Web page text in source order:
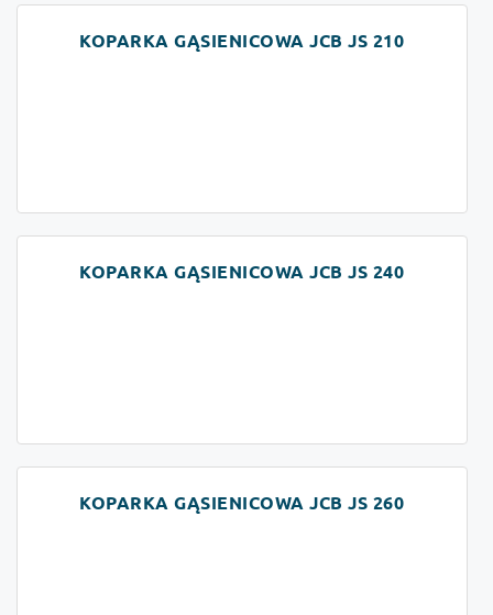
KOPARKA GĄSIENICOWA JCB JS 210
KOPARKA GĄSIENICOWA JCB JS 240
KOPARKA GĄSIENICOWA JCB JS 260